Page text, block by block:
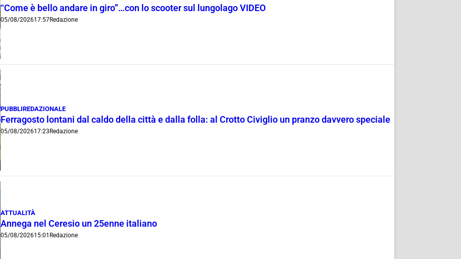
“Come è bello andare in giro”…con lo scooter sul lungolago VIDEO
05/08/202617:57Redazione
PUBBLIREDAZIONALE
Ferragosto lontani dal caldo della città e dalla folla: al Crotto Civiglio un pranzo davvero speciale
05/08/202617:23 Redazione
ATTUALITÀ
Annega nel Ceresio un 25enne italiano
05/08/202615:01 Redazione